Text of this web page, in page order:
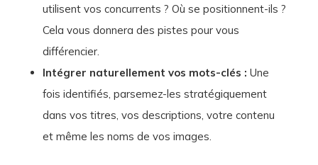
utilisent vos concurrents ? Où se positionnent-ils ?
Cela vous donnera des pistes pour vous
différencier.
Intégrer naturellement vos mots-clés : Une
fois identifiés, parsemez-les stratégiquement
dans vos titres, vos descriptions, votre contenu
et même les noms de vos images.